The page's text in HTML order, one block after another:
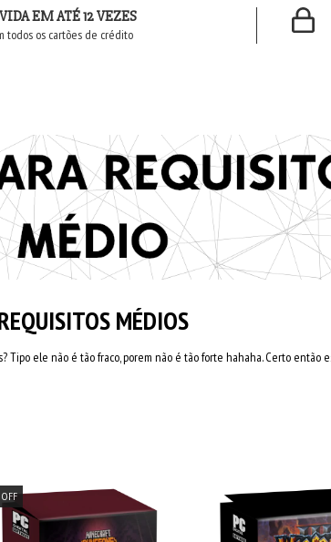
EM ATÉ 12 VEZES
todos os cartões de crédito
MÉDIOS
Tipo ele não é tão fraco, porem não é tão forte hahaha. Certo então